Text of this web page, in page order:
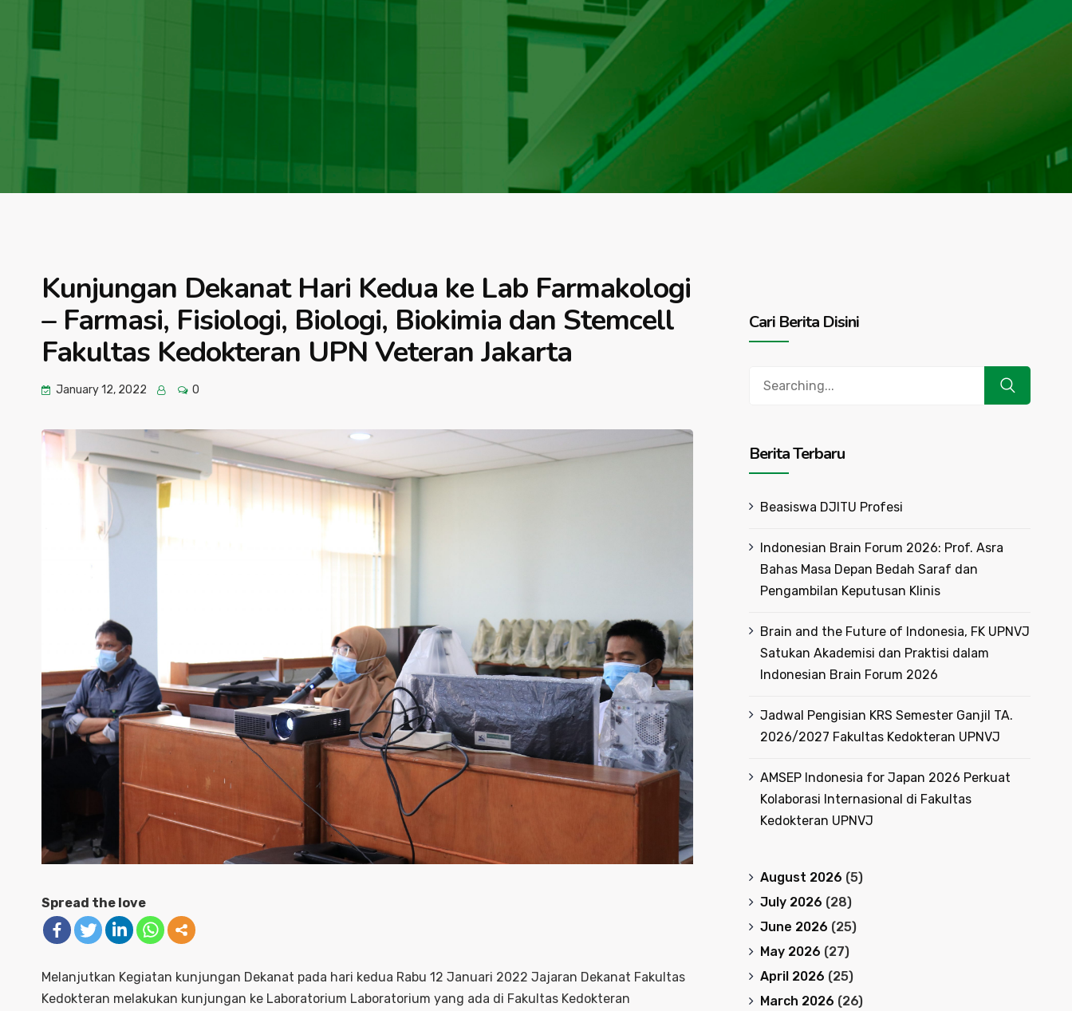
Kunjungan Dekanat Hari Kedua ke Lab Farmakologi
– Farmasi, Fisiologi, Biologi, Biokimia dan Stemcell
Fakultas Kedokteran UPN Veteran Jakarta
January 12, 2022 0
Spread the love
Melanjutkan Kegiatan kunjungan Dekanat pada hari kedua Rabu 12 Januari 2022 Jajaran Dekanat Fakultas
Kedokteran melakukan kunjungan ke Laboratorium Laboratorium yang ada di Fakultas Kedokteran
Cari Berita Disini
Berita Terbaru
Beasiswa DJITU Profesi
Indonesian Brain Forum 2026: Prof. Asra
Bahas Masa Depan Bedah Saraf dan
Pengambilan Keputusan Klinis
Brain and the Future of Indonesia, FK UPNVJ
Satukan Akademisi dan Praktisi dalam
Indonesian Brain Forum 2026
Jadwal Pengisian KRS Semester Ganjil TA.
2026/2027 Fakultas Kedokteran UPNVJ
AMSEP Indonesia for Japan 2026 Perkuat
Kolaborasi Internasional di Fakultas
Kedokteran UPNVJ
August 2026 (5)
July 2026 (28)
June 2026 (25)
May 2026 (27)
April 2026 (25)
March 2026 (26)